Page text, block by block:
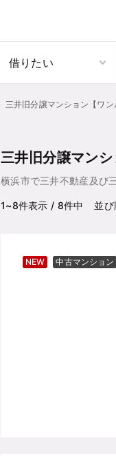
借りたい
三井旧分譲マンション【ワン
三井旧分譲マンシ
横浜市で三井不動産及び
1~8件表示 / 8件中 並び
NEW 中古マンション